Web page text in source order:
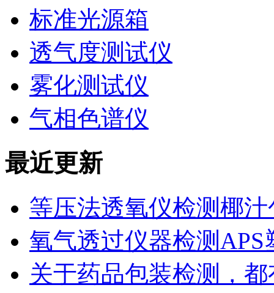
标准光源箱
透气度测试仪
雾化测试仪
气相色谱仪
最近更新
等压法透氧仪检测椰
氧气透过仪器检测
关于药品包装检测，